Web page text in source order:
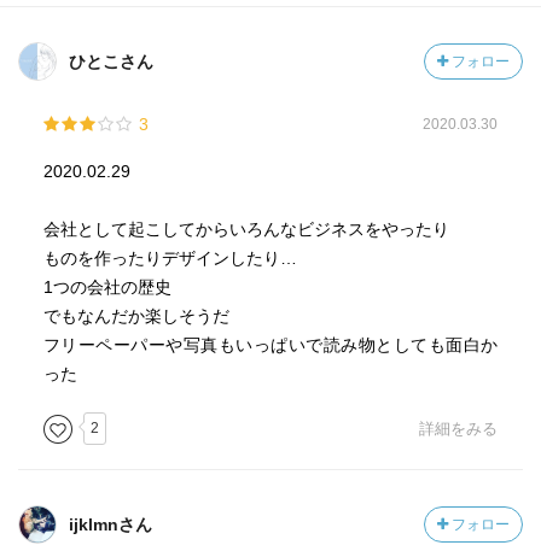
ひとこさん フォロー
3 2020.03.30
2020.02.29
会社として起こしてからいろんなビジネスをやったり
ものを作ったりデザインしたり…
1つの会社の歴史
でもなんだか楽しそうだ
フリーペーパーや写真もいっぱいで読み物としても面白か
った
2 詳細をみる
ijklmnさん フォロー